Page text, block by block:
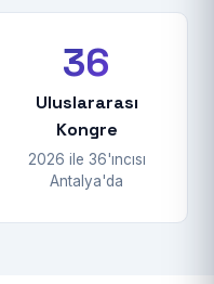
36
Uluslararası
Kongre
2026 ile 36'ıncısı
Antalya'da